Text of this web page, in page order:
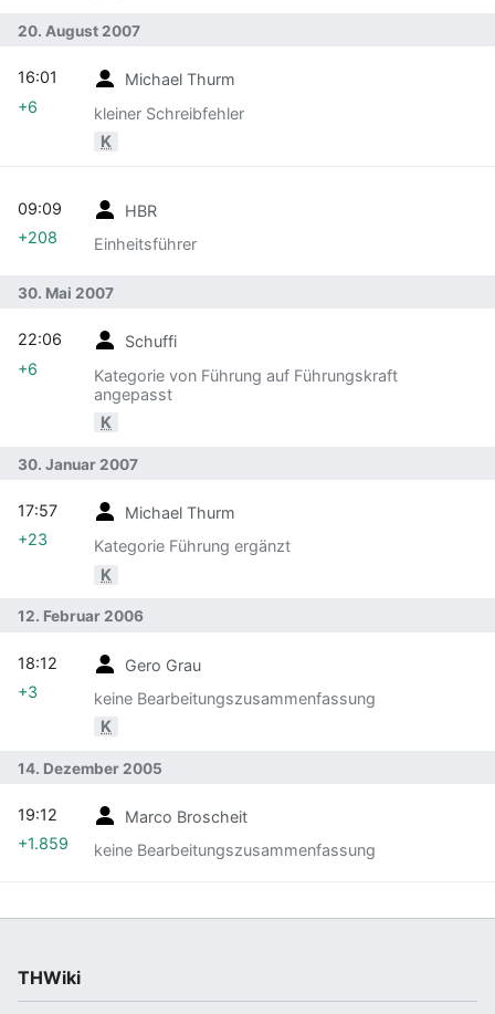
20. August 2007
Michael Thurm
kleiner Schreibfehler
K
16:01
+6
HBR
Einheitsführer
09:09
+208
30. Mai 2007
Schuffi
Kategorie von Führung auf Führungskraft
angepasst
K
22:06
+6
30. Januar 2007
Michael Thurm
Kategorie Führung ergänzt
K
17:57
+23
12. Februar 2006
Gero Grau
keine Bearbeitungszusammenfassung
K
18:12
+3
14. Dezember 2005
Marco Broscheit
keine Bearbeitungszusammenfassung
19:12
+1.859
THWiki